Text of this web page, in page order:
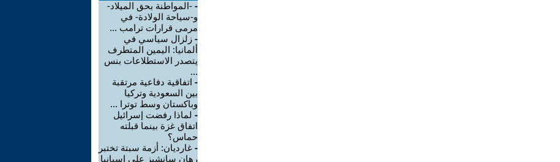
- -المواطنة بحق الميلاد-
و-سياحة الولادة- في
مرمى قرارات ترامب ...
- زلزال سياسي في
ألمانيا: اليمين المتطرف
يتصدر الاستطلاعات بنس
...
- اتفاقية دفاعية مرتقبة
بين السعودية وتركيا
وباكستان وسط توترا ...
- لماذا رفضت إسرائيل
اتفاق غزة بينما قبلته
حماس؟
- غارديان: أزمة سبتة تختبر
رهان سانشيز على إسبانيا